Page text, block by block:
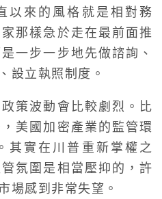
以來的風格就是相對務
那樣急於走在最前面推
一步一步地先做諮詢、
設立執照制度。
策波動會比較劇烈。比
美國加密產業的監管環
其實在川普重新掌權之
氛圍是相當壓抑的，許
場感到非常失望。